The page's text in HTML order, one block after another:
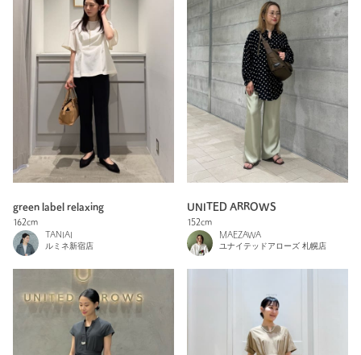
green label relaxing
162cm
TANIAI
ルミネ新宿店
UNITED ARROWS
152cm
MAEZAWA
ユナイテッドアローズ 札幌店